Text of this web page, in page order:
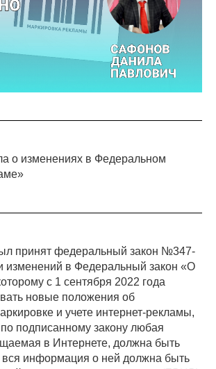
о изменениях в Федеральном
принят федеральный закон №347-
изменений в Федеральный закон «О
с 1 сентября 2022 года
новые положения об
и учете интернет-рекламы,
подписанному закону любая
в Интернете, должна быть
вся информация о ней должна быть